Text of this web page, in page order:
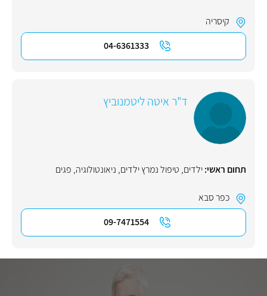
קיסריה
04-6361333
ד"ר איטה ליטמנוביץ
תחום ראשי:ילדים, טיפול נמרץ ילדים, ניאונטולוגיה, פגים
כפר סבא
09-7471554